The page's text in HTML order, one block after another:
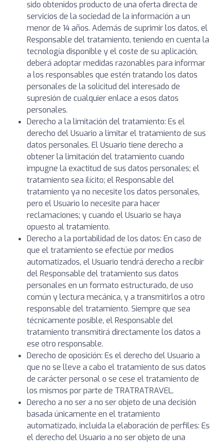
sido obtenidos producto de una oferta directa de
servicios de la sociedad de la información a un
menor de 14 años. Además de suprimir los datos, el
Responsable del tratamiento, teniendo en cuenta la
tecnología disponible y el coste de su aplicación,
deberá adoptar medidas razonables para informar
a los responsables que estén tratando los datos
personales de la solicitud del interesado de
supresión de cualquier enlace a esos datos
personales.
Derecho a la limitación del tratamiento: Es el
derecho del Usuario a limitar el tratamiento de sus
datos personales. El Usuario tiene derecho a
obtener la limitación del tratamiento cuando
impugne la exactitud de sus datos personales; el
tratamiento sea ilícito; el Responsable del
tratamiento ya no necesite los datos personales,
pero el Usuario lo necesite para hacer
reclamaciones; y cuando el Usuario se haya
opuesto al tratamiento.
Derecho a la portabilidad de los datos: En caso de
que el tratamiento se efectúe por medios
automatizados, el Usuario tendrá derecho a recibir
del Responsable del tratamiento sus datos
personales en un formato estructurado, de uso
común y lectura mecánica, y a transmitirlos a otro
responsable del tratamiento. Siempre que sea
técnicamente posible, el Responsable del
tratamiento transmitirá directamente los datos a
ese otro responsable.
Derecho de oposición: Es el derecho del Usuario a
que no se lleve a cabo el tratamiento de sus datos
de carácter personal o se cese el tratamiento de
los mismos por parte de TRATRATRAVEL.
Derecho a no ser a no ser objeto de una decisión
basada únicamente en el tratamiento
automatizado, incluida la elaboración de perfiles: Es
el derecho del Usuario a no ser objeto de una